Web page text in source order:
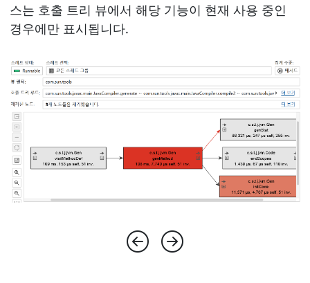
스는 호출 트리 뷰에서 해당 기능이 현재 사용 중인
경우에만 표시됩니다.